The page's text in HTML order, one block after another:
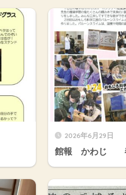
2026年6月29日
館報 かわじ